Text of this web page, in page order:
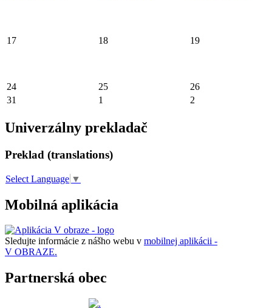
17 18 19
24 25
26
31
1 2
Univerzálny prekladač
Preklad (translations)
Select Language ▼
Mobilná aplikácia
Sledujte informácie z nášho webu v mobilnej aplikácii -
V OBRAZE.
Partnerská obec